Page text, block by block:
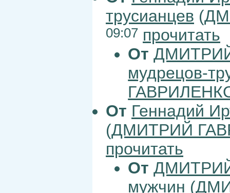
трусианцев (
09:07 прочитать
От
мудрецов-
От Геннадий
(ДМИТРИЙ
прочитать
От
мужчин (